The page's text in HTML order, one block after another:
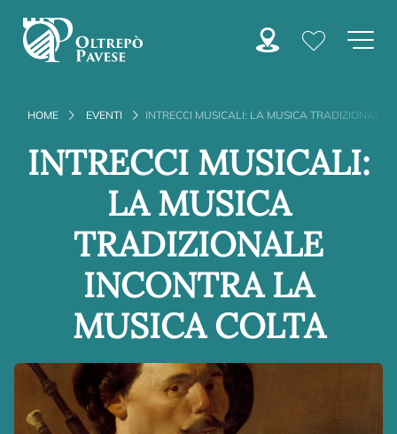
HOME EVENTI INTRECCI MUSICALI: LA MUSICA TRADIZIONALE
INTRECCI MUSICALI:
LA MUSICA
TRADIZIONALE
INCONTRA LA
MUSICA COLTA